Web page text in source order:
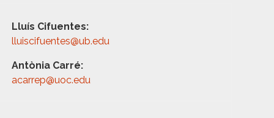
Lluís Cifuentes:
lluiscifuentes@ub.edu
Antònia Carré:
acarrep@uoc.edu